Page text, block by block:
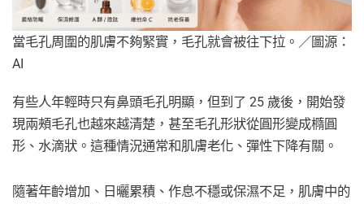
當毛孔周圍的肌膚不夠緊實，毛孔就會被往下拉。／圖源：
AI
有些人年輕時只有鼻頭毛孔明顯，但到了 25 歲後，開始發
現兩頰毛孔也越來越清楚，甚至毛孔形狀從圓形變成橢圓
形、水滴狀。這種情況通常和肌膚老化、彈性下降有關。
隨著年齡增加、日曬累積、作息不穩或保濕不足，肌膚中的